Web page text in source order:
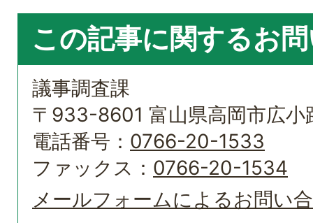
この記事に関するお
議事調査課
〒933-8601 富山県高岡市広
電話番号： 0766-20-1533
ファックス： 0766-20-1534
メールフォームによるお問い